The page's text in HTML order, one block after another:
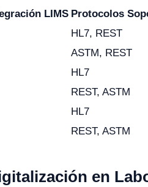
LIMS Protocolos
HL7, REST
ASTM, REST
HL7
REST, ASTM
HL7
REST, ASTM
en